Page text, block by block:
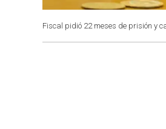
Fiscal pidió 22 meses de prisión y